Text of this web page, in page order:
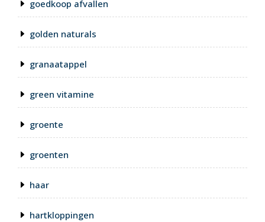
goedkoop afvallen
golden naturals
granaatappel
green vitamine
groente
groenten
haar
hartkloppingen